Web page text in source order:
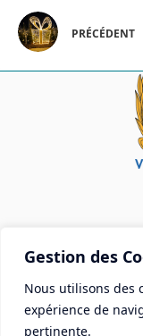
Gestion des
Nous utilisons des
expérience de
pertinente.
PRÉCÉDENT
Place Aristide
Tél :
Mail :